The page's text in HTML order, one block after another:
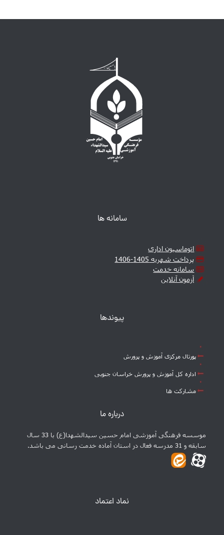
سامانه ها
اتوماسیون اداری
پرداخت شهریه 1405-1406
سامانه خدمت
آزمون آنلاین
پیوندها
پورتال مرکزی آموزش و پرورش
اداره کل آموزش و پرورش خراسان جنوبی
مشارکت ها
درباره ما
موسسه فرهنگی آموزشی امام حسین سیدالشهدا(ع) با 33 سال
سابقه و 31 مدرسه فعال در استان آماده خدمت رسانی می باشد.
نماد اعتماد